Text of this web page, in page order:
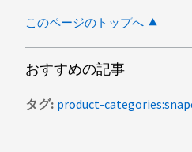
このページのトップへ
おすすめの記事
タグ product-